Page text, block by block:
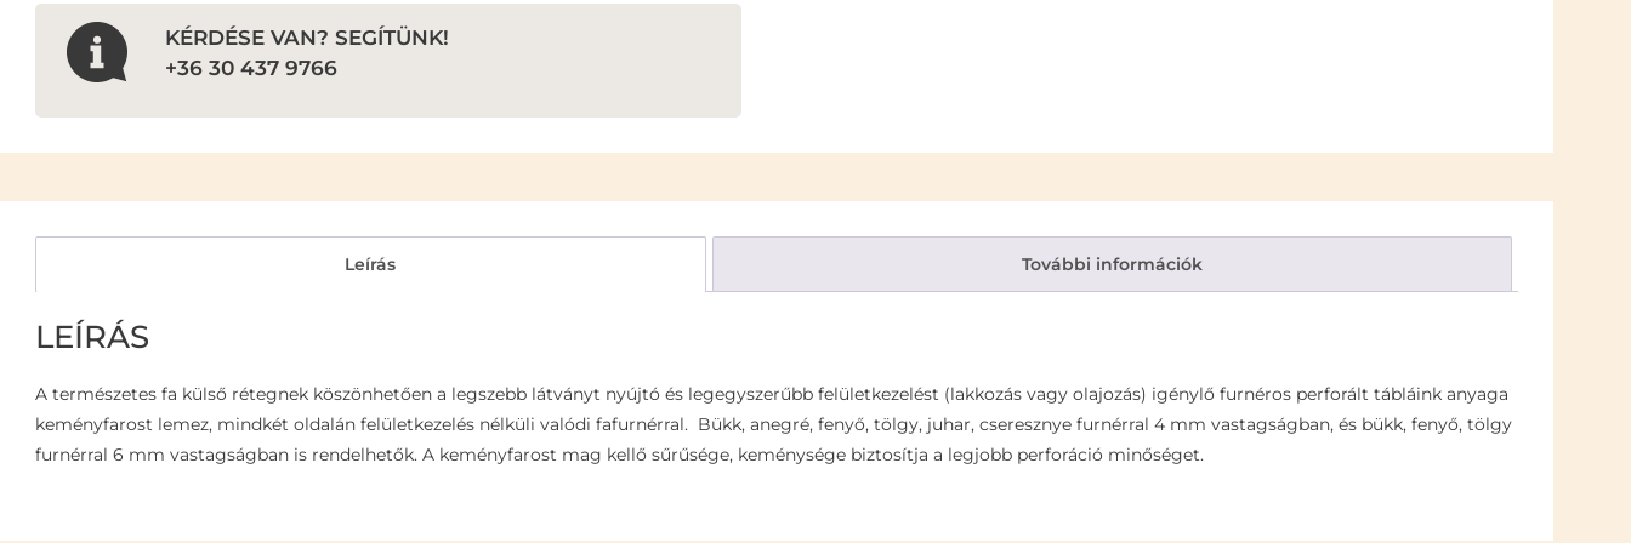
KÉRDÉSE VAN? SEGÍTÜNK!
+36 30 437 9766
Leírás További információk
LEÍRÁS
A természetes fa külső rétegnek köszönhetően a legszebb látványt nyújtó és legegyszerűbb felületkezelést (lakkozás vagy olajozás) igénylő furnéros perforált tábláink anyaga
keményfarost lemez, mindkét oldalán felületkezelés nélküli valódi fafurnérral. Bükk, anegré, fenyő, tölgy, juhar, cseresznye furnérral 4 mm vastagságban, és bükk, fenyő, tölgy
furnérral 6 mm vastagságban is rendelhetők. A keményfarost mag kellő sűrűsége, keménysége biztosítja a legjobb perforáció minőséget.